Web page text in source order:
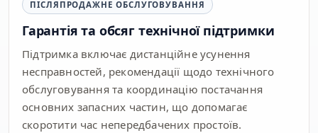
ПІСЛЯПРОДАЖНЕ ОБСЛУГОВУВАННЯ
Гарантія та обсяг технічної підтримки
Підтримка включає дистанційне усунення
несправностей, рекомендації щодо технічного
обслуговування та координацію постачання
основних запасних частин, що допомагає
скоротити час непередбачених простоїв.